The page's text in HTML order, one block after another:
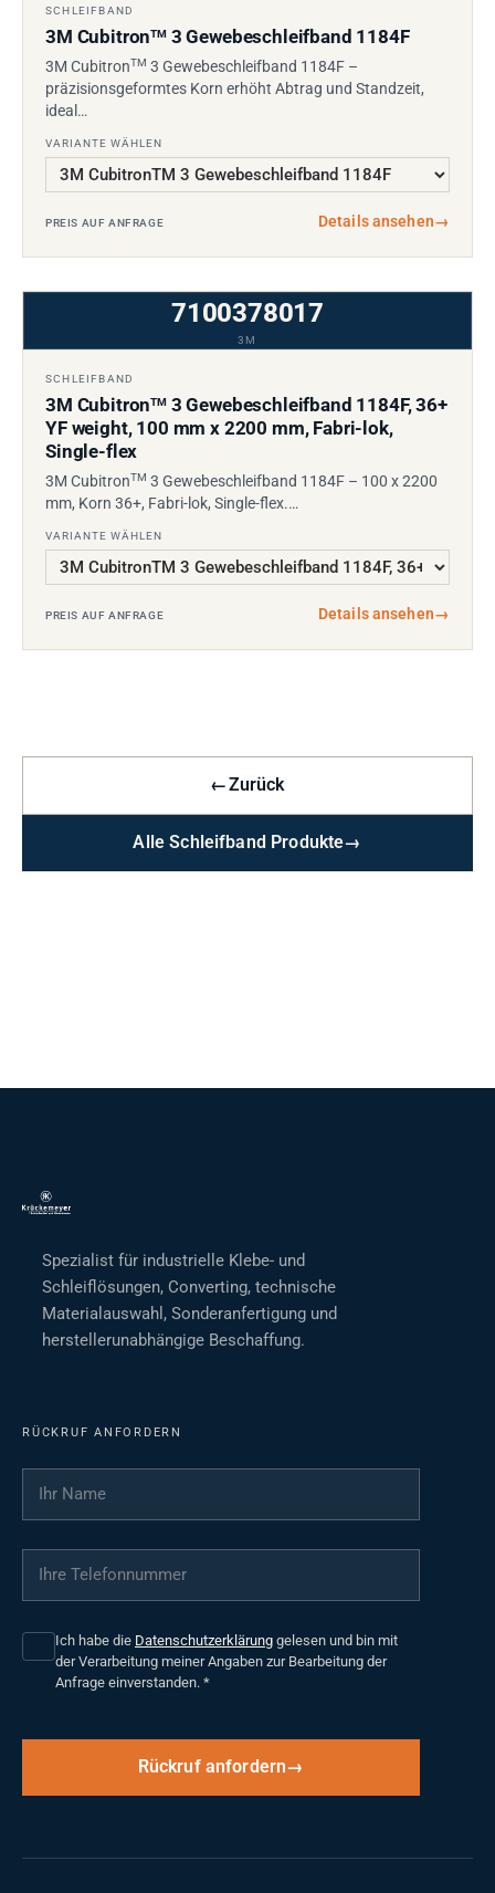
SCHLEIFBAND
3M CubitronTM3 Gewebeschleifband 1184F
3M CubitronTM 3 Gewebeschleifband 1184F –
präzisionsgeformtes Korn erhöht Abtrag und Standzeit,
ideal…
VARIANTE WÄHLEN
PREIS AUF ANFRAGE Details ansehen→
7100378017
3M
SCHLEIFBAND
3M CubitronTM3 Gewebeschleifband 1184F, 36+
YF weight, 100 mm x 2200 mm, Fabri-lok,
Single-flex
3M CubitronTM 3 Gewebeschleifband 1184F – 100 x 2200
mm, Korn 36+, Fabri-lok, Single-flex.…
VARIANTE WÄHLEN
PREIS AUF ANFRAGE Details ansehen→
←Zurück
Alle Schleifband Produkte→
Spezialist für industrielle Klebe- und
Schleiflösungen, Converting, technische
Materialauswahl, Sonderanfertigung und
herstellerunabhängige Beschaffung.
RÜCKRUF ANFORDERN
Ihr Name
Ihre Telefonnummer
Ich habe die Datenschutzerklärung gelesen und bin mit
der Verarbeitung meiner Angaben zur Bearbeitung der
Anfrage einverstanden. *
Rückruf anfordern